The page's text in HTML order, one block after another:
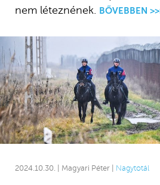
nem léteznének. BŐVEBBEN
2024.10.30. | Magyari Péter | Nagytotál